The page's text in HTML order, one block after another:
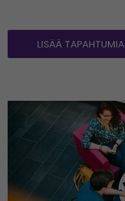
LISÄÄ TAPAHTUMIA